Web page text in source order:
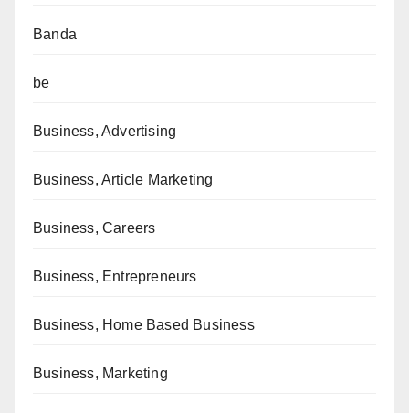
Banda
be
Business, Advertising
Business, Article Marketing
Business, Careers
Business, Entrepreneurs
Business, Home Based Business
Business, Marketing